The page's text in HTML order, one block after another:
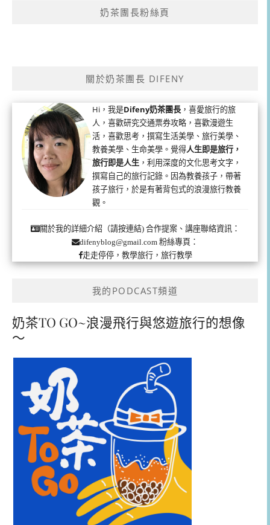
奶茶團長粉絲頁
關於奶茶團長 DIFENY
Hi，我是Difeny奶茶團長 ，喜愛旅行的旅
人，喜歡研究交通票券攻略，喜歡漫遊生
活，喜歡思考，撰寫生活美學、旅行美學、
教養美學、生命美學。覺得人生即是旅行，
旅行即是人生 ，利用深度的文化思考文字，
撰寫自己的旅行記錄。因為教養孩子，帶著
孩子旅行，於是有著背包式的浪漫旅行教養
觀。
關於我的詳細介紹（請按連結)合作提案、講座聯絡資訊：
difenyblog@gmail.com 粉絲專頁：
走走停停，教學旅行，旅行教學
我的PODCAST頻道
奶茶TO GO~浪漫飛行與悠遊旅行的想像
～